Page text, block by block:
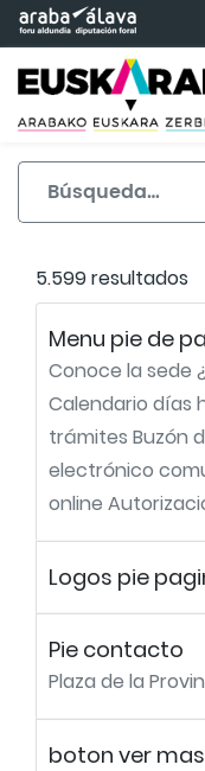
Saltar al contenido
5.599 resultados
Menu pie de
Conoce la sede
Calendario días
trámites Buzón
electrónico
online
Logos pie
Pie contacto
Plaza de la
boton ver